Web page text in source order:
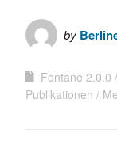
by
Fontane 2.0.0
Publikationen